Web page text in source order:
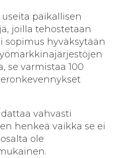
paikallisen
joilla tehostetaan
sopimus hyväksytään
se varmistaa 100
vahvasti
henkeä vaikka se ei
ole